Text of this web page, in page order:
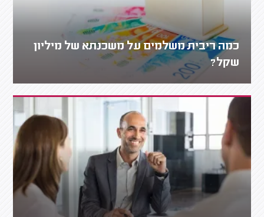
כמה ריבית משלמים על משכנתא של מיליון
שקל?